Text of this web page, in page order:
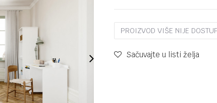
PROIZVOD VIŠE NIJE
Sačuvajte u listi želja